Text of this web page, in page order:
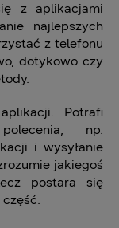
z aplikacjami
najlepszych
z telefonu
dotykowo czy
Potrafi
np.
i wysyłanie
jakiegoś
postara się